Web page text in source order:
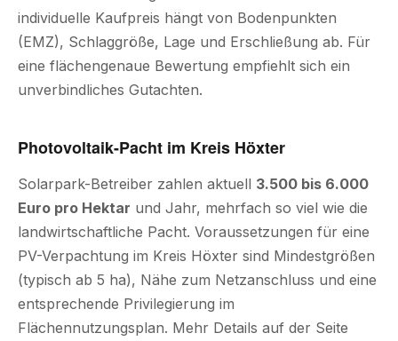
individuelle Kaufpreis hängt von Bodenpunkten
(EMZ), Schlaggröße, Lage und Erschließung ab. Für
eine flächengenaue Bewertung empfiehlt sich ein
unverbindliches Gutachten.
Photovoltaik-Pacht im Kreis Höxter
Solarpark-Betreiber zahlen aktuell 3.500 bis 6.000
Euro pro Hektar und Jahr, mehrfach so viel wie die
landwirtschaftliche Pacht. Voraussetzungen für eine
PV-Verpachtung im Kreis Höxter sind Mindestgrößen
(typisch ab 5 ha), Nähe zum Netzanschluss und eine
entsprechende Privilegierung im
Flächennutzungsplan. Mehr Details auf der Seite